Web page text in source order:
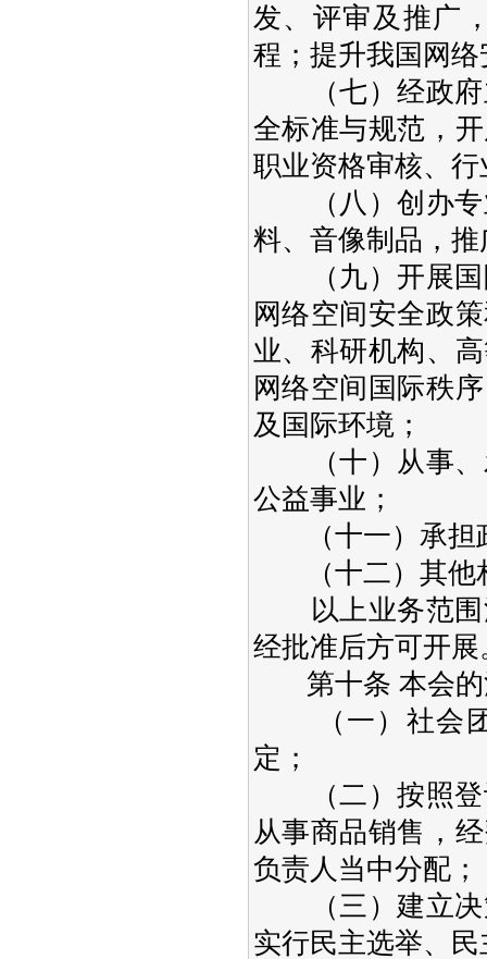
发、评审及推广
程；提升我国网
（七）经政府
全标准与规范，
职业资格审核、
（八）创办专
料、音像制品，
（九）开展国
网络空间安全政
业、科研机构、
网络空间国际秩
及国际环境；
（十）从事、
公益事业；
（十一）承担
（十二）其他
以上业务范围
经批准后方可开展
第十条 本会的
（一）社会团
定；
（二）按照登
从事商品销售，
负责人当中分配；
（三）建立决
实行民主选举、